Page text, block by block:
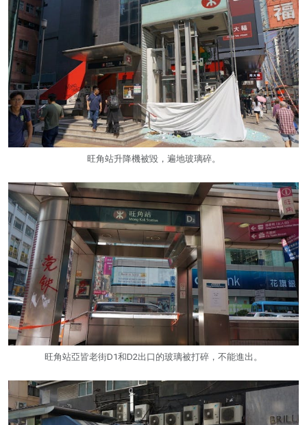
旺角站升降機被毀，遍地玻璃碎。
旺角站亞皆老街D1和D2出口的玻璃被打碎，不能進出。